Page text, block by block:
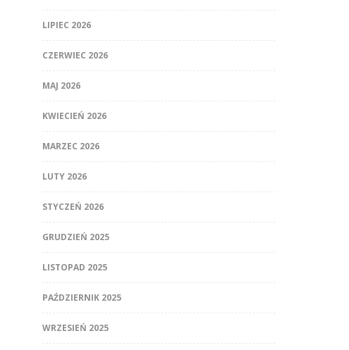
LIPIEC 2026
CZERWIEC 2026
MAJ 2026
KWIECIEŃ 2026
MARZEC 2026
LUTY 2026
STYCZEŃ 2026
GRUDZIEŃ 2025
LISTOPAD 2025
PAŹDZIERNIK 2025
WRZESIEŃ 2025